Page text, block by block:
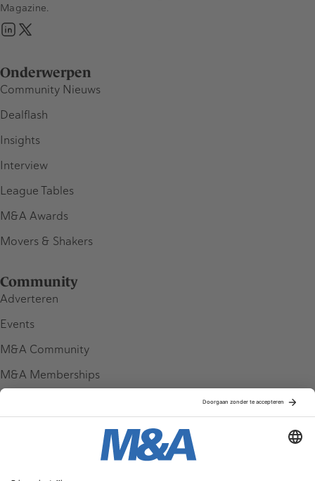
Onderwerpen
Community Nieuws
Dealflash
Insights
Interview
League Tables
M&A Awards
Movers & Shakers
Community
Adverteren
Events
M&A Community
M&A Memberships
Magazine.